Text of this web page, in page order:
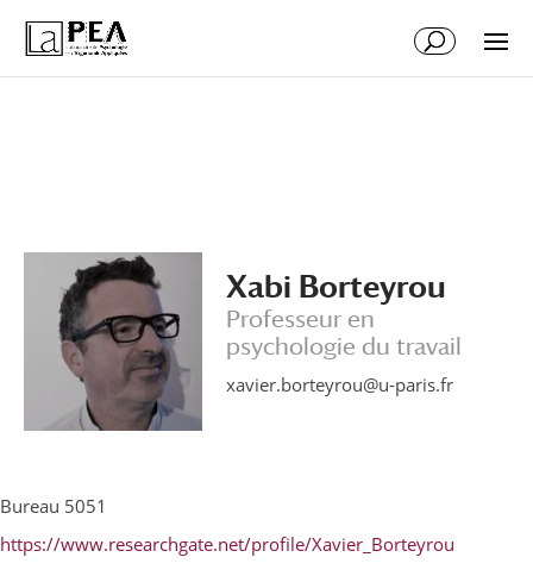
contenu
Xabi Borteyrou
Professeur en
psychologie du travail
xavier.borteyrou@u-paris.fr
Bureau 5051
https://www.researchgate.net/profile/Xavier_Borteyrou